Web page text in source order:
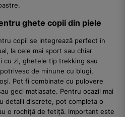
ghete copii din piele
copii se integrează perfect în
la cele mai sport sau chiar
cu zi, ghetele tip trekking sau
de minune cu blugi,
Pot fi combinate cu pulovere
geci matlasate. Pentru ocazii mai
detalii discrete, pot completa o
o rochiță de fetiță. Important este